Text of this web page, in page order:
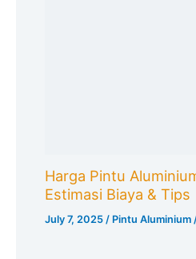
Harga Pintu
Estimasi Biaya & Tips
July 7, 2025 / Pintu Aluminium